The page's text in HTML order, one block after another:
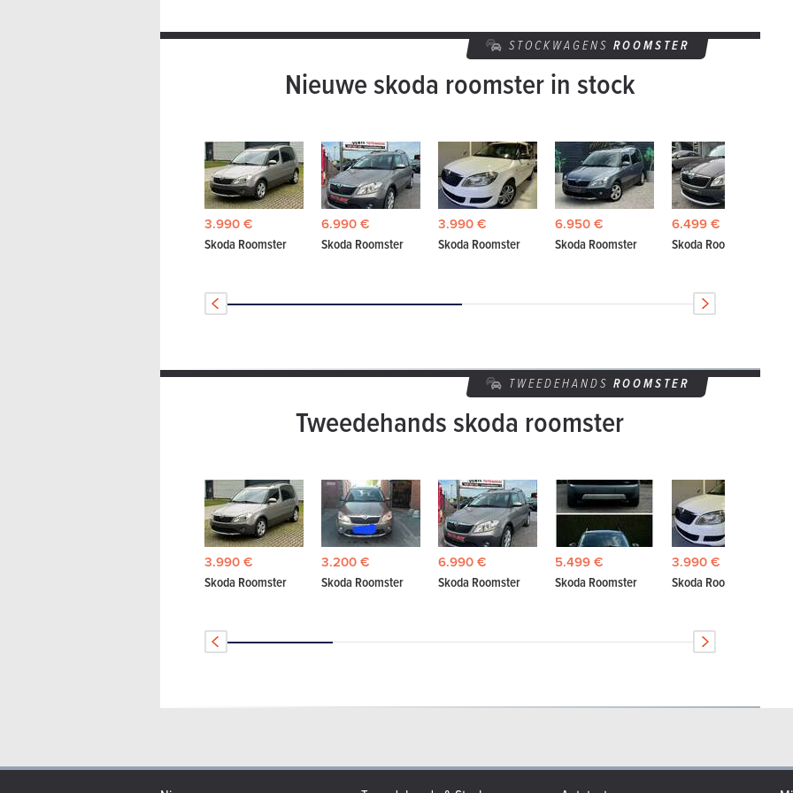
STOCKWAGENS ROOMSTER
Nieuwe skoda roomster in stock
3.990 €
Skoda Roomster
6.990 €
Skoda Roomster
3.990 €
Skoda Roomster
6.950 €
Skoda Roomster
6.499 €
Skoda Roomster
TWEEDEHANDS ROOMSTER
Tweedehands skoda roomster
3.990 €
Skoda Roomster
3.200 €
Skoda Roomster
6.990 €
Skoda Roomster
5.499 €
Skoda Roomster
3.990 €
Skoda Roomster